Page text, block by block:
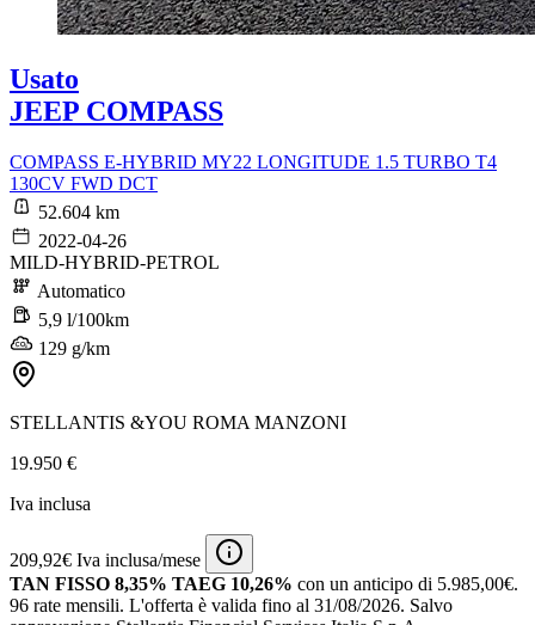
Usato
JEEP COMPASS
COMPASS E-HYBRID MY22 LONGITUDE 1.5 TURBO T4
130CV FWD DCT
52.604 km
2022-04-26
MILD-HYBRID-PETROL
Automatico
5,9 l/100km
129 g/km
STELLANTIS &YOU ROMA MANZONI
19.950 €
Iva inclusa
209,92€ Iva inclusa/mese
TAN FISSO 8,35% TAEG 10,26% con un anticipo di 5.985,00€.
96 rate mensili. L'offerta è valida fino al 31/08/2026. Salvo